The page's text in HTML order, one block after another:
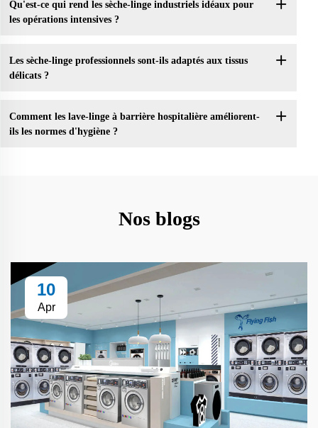
Qu'est-ce qui rend les sèche-linge industriels idéaux pour
les opérations intensives ?
Les sèche-linge professionnels sont-ils adaptés aux tissus
délicats ?
Comment les lave-linge à barrière hospitalière améliorent-
ils les normes d'hygiène ?
Nos blogs
10
Apr